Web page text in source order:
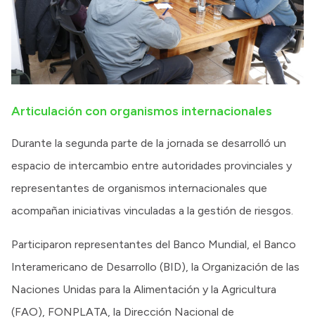
Articulación con organismos internacionales
Durante la segunda parte de la jornada se desarrolló un
espacio de intercambio entre autoridades provinciales y
representantes de organismos internacionales que
acompañan iniciativas vinculadas a la gestión de riesgos.
Participaron representantes del Banco Mundial, el Banco
Interamericano de Desarrollo (BID), la Organización de las
Naciones Unidas para la Alimentación y la Agricultura
(FAO), FONPLATA, la Dirección Nacional de